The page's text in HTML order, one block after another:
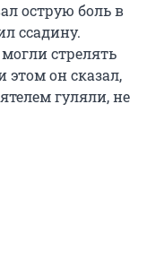
острую боль в
ссадину.
стрелять
он сказал,
гуляли, не